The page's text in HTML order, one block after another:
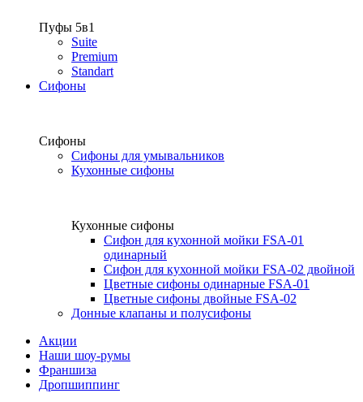
Пуфы 5в1
Suite
Premium
Standart
Сифоны
Сифоны
Сифоны для умывальников
Кухонные сифоны
Кухонные сифоны
Сифон для кухонной мойки FSA-01
одинарный
Сифон для кухонной мойки FSA-02 двойной
Цветные сифоны одинарные FSA-01
Цветные сифоны двойные FSA-02
Донные клапаны и полусифоны
Акции
Наши шоу-румы
Франшиза
Дропшиппинг